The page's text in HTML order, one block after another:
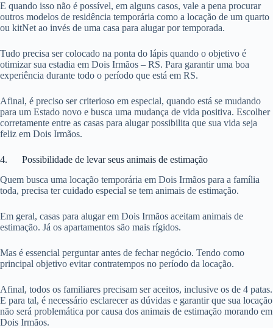
E quando isso não é possível, em alguns casos, vale a pena procurar
outros modelos de residência temporária como a locação de um quarto
ou kitNet ao invés de uma casa para alugar por temporada.
Tudo precisa ser colocado na ponta do lápis quando o objetivo é
otimizar sua estadia em Dois Irmãos – RS. Para garantir uma boa
experiência durante todo o período que está em RS.
Afinal, é preciso ser criterioso em especial, quando está se mudando
para um Estado novo e busca uma mudança de vida positiva. Escolher
corretamente entre as casas para alugar possibilita que sua vida seja
feliz em Dois Irmãos.
4. Possibilidade de levar seus animais de estimação
Quem busca uma locação temporária em Dois Irmãos para a família
toda, precisa ter cuidado especial se tem animais de estimação.
Em geral, casas para alugar em Dois Irmãos aceitam animais de
estimação. Já os apartamentos são mais rígidos.
Mas é essencial perguntar antes de fechar negócio. Tendo como
principal objetivo evitar contratempos no período da locação.
Afinal, todos os familiares precisam ser aceitos, inclusive os de 4 patas.
E para tal, é necessário esclarecer as dúvidas e garantir que sua locação
não será problemática por causa dos animais de estimação morando em
Dois Irmãos.